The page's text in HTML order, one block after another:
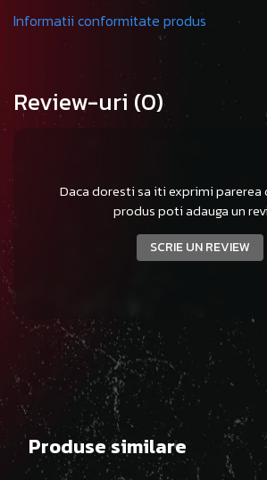
Informatii conformitate produs
Review-uri (0)
Daca doresti sa iti exprimi parerea
produs poti adauga un
SCRIE UN REVIEW
Produse similare